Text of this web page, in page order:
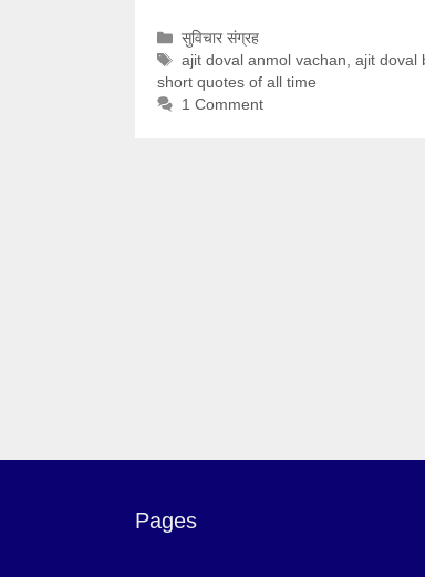
Categories
सुविचार संग्रह
Tags
ajit doval anmol vachan ajit doval
short quotes of all time
1 Comment
Pages